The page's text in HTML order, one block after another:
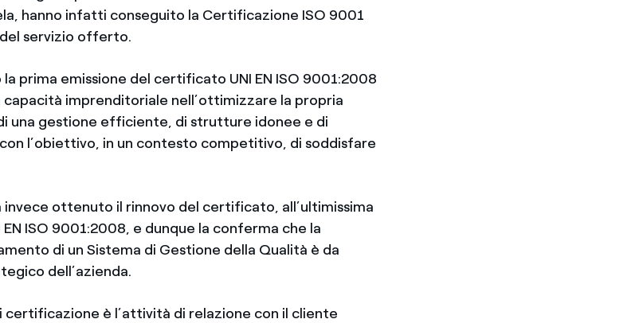
hanno infatti conseguito la Certificazione ISO 9001
servizio offerto.
prima emissione del certificato UNI EN ISO 9001:2008
capacità imprenditoriale nell’ottimizzare la propria
una gestione efficiente, di strutture idonee e di
l’obiettivo, in un contesto competitivo, di soddisfare
invece ottenuto il rinnovo del certificato, all’ultimissima
ISO 9001:2008, e dunque la conferma che la
di un Sistema di Gestione della Qualità è da
dell’azienda.
certificazione è l’attività di relazione con il cliente